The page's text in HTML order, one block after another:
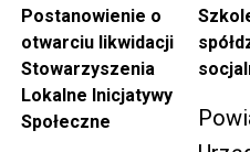
aspektów
stosowania
obowiązujących
przepisów
Postanowienie o
otwarciu likwidacji
Stowarzyszenia
Lokalne Inicjatywy
Społeczne